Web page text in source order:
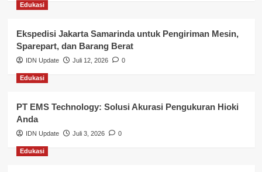
Layanan Publik Kabupaten Banyuasin
Nasional
Pemerintahan
Pendidikan
Perbankan & Keuangan
Perpajakan & Keuangan
Edukasi
Ekspedisi Jakarta Samarinda untuk Pengiriman Mesin,
Sparepart, dan Barang Berat
IDN Update Juli 12, 2026 0
Edukasi
PT EMS Technology: Solusi Akurasi Pengukuran Hioki
Anda
IDN Update Juli 3, 2026 0
Edukasi